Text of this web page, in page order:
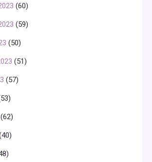
(60)
(59)
(50)
(51)
(57)
(62)